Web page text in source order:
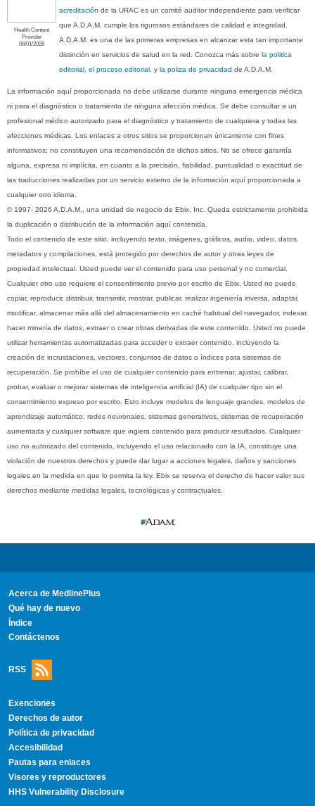
Health Content
Provider
06/01/2028
acreditación de la URAC es un comité auditor independiente para verificar
que A.D.A.M. cumple los rigurosos estándares de calidad e integridad.
A.D.A.M. es una de las primeras empresas en alcanzar esta tan importante
distinción en servicios de salud en la red. Conozca más sobrela politica
editorial, el proceso editorial , yla poliza de privacidad de A.D.A.M.
La información aquí proporcionada no debe utilizarse durante ninguna emergencia médica
ni para el diagnóstico o tratamiento de ninguna afección médica. Se debe consultar a un
profesional médico autorizado para el diagnóstico y tratamiento de cualquiera y todas las
afecciones médicas. Los enlaces a otros sitios se proporcionan únicamente con fines
informativos; no constituyen una recomendación de dichos sitios. No se ofrece garantía
alguna, expresa ni implícita, en cuanto a la precisión, fiabilidad, puntualidad o exactitud de
las traducciones realizadas por un servicio externo de la información aquí proporcionada a
cualquier otro idioma.
© 1997- 2026 A.D.A.M., una unidad de negocio de Ebix, Inc. Queda estrictamente prohibida
la duplicación o distribución de la información aquí contenida.
Todo el contenido de este sitio, incluyendo texto, imágenes, gráficos, audio, video, datos,
metadatos y compilaciones, está protegido por derechos de autor y otras leyes de
propiedad intelectual. Usted puede ver el contenido para uso personal y no comercial.
Cualquier otro uso requiere el consentimiento previo por escrito de Ebix. Usted no puede
copiar, reproducir, distribuir, transmitir, mostrar, publicar, realizar ingeniería inversa, adaptar,
modificar, almacenar más allá del almacenamiento en caché habitual del navegador, indexar,
hacer minería de datos, extraer o crear obras derivadas de este contenido. Usted no puede
utilizar herramientas automatizadas para acceder o extraer contenido, incluyendo la
creación de incrustaciones, vectores, conjuntos de datos o índices para sistemas de
recuperación. Se prohíbe el uso de cualquier contenido para entrenar, ajustar, calibrar,
probar, evaluar o mejorar sistemas de inteligencia artificial (IA) de cualquier tipo sin el
consentimiento expreso por escrito. Esto incluye modelos de lenguaje grandes, modelos de
aprendizaje automático, redes neuronales, sistemas generativos, sistemas de recuperación
aumentada y cualquier software que ingiera contenido para producir resultados. Cualquier
uso no autorizado del contenido, incluyendo el uso relacionado con la IA, constituye una
violación de nuestros derechos y puede dar lugar a acciones legales, daños y sanciones
legales en la medida en que lo permita la ley. Ebix se reserva el derecho de hacer valer sus
derechos mediante medidas legales, tecnológicas y contractuales.
Acerca de MedlinePlus
Qué hay de nuevo
Índice
Contáctenos
RSS
Exenciones
Derechos de autor
Política de privacidad
Accesibilidad
Pautas para enlaces
Visores y reproductores
HHS Vulnerability Disclosure